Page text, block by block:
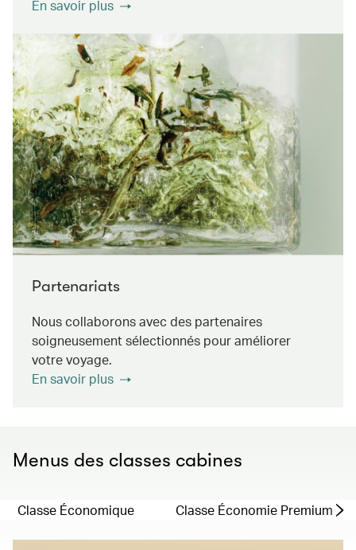
En savoir plus
Partenariats
Nous collaborons avec des partenaires
soigneusement sélectionnés pour améliorer
votre voyage.
En savoir plus
Menus des classes cabines
Classe Économique Classe Économie Premium